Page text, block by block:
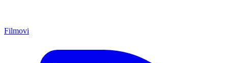
Filmovi